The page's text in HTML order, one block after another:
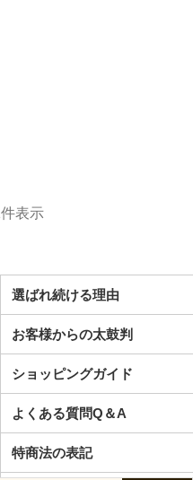
件表示
選ばれ続ける理由
お客様からの太鼓判
ショッピングガイド
よくある質問Q＆A
特商法の表記